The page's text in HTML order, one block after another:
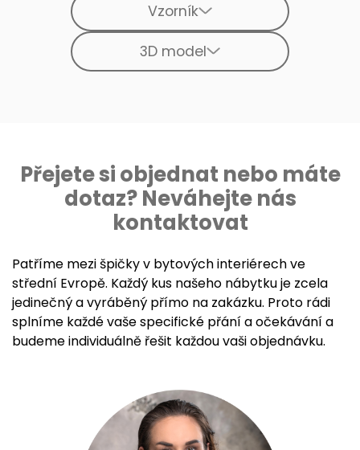
Vzorník
3D model
Přejete si objednat nebo máte
dotaz? Neváhejte nás
kontaktovat
Patříme mezi špičky v bytových interiérech ve
střední Evropě. Každý kus našeho nábytku je zcela
jedinečný a vyráběný přímo na zakázku. Proto rádi
splníme každé vaše specifické přání a očekávání a
budeme individuálně řešit každou vaši objednávku.